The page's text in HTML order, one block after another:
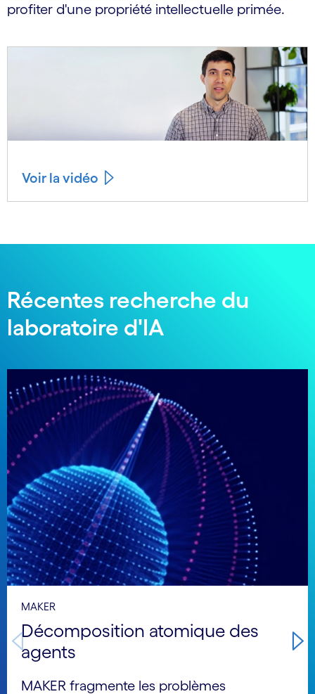
profiter d'une propriété intellectuelle primée.
Voir la vidéo
Récentes recherche du
laboratoire d'IA
Carousel starts
MAKER
Décomposition atomique des
agents
MAKER fragmente les problèmes